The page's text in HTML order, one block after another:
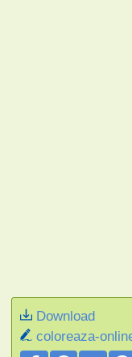
Download
coloreaza-